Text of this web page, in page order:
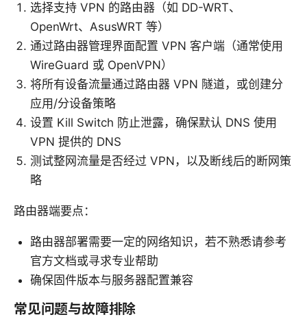
选择支持 VPN 的路由器（如 DD-WRT、
OpenWrt、AsusWRT 等）
通过路由器管理界面配置 VPN 客户端（通常使用
WireGuard 或 OpenVPN）
将所有设备流量通过路由器 VPN 隧道，或创建分
应用/分设备策略
设置 Kill Switch 防止泄露，确保默认 DNS 使用
VPN 提供的 DNS
测试整网流量是否经过 VPN，以及断线后的断网策
略
路由器端要点：
路由器部署需要一定的网络知识，若不熟悉请参考
官方文档或寻求专业帮助
确保固件版本与服务器配置兼容
常见问题与故障排除